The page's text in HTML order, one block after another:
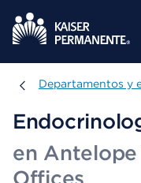
Departamentos y
Departamentos y
en
Offices